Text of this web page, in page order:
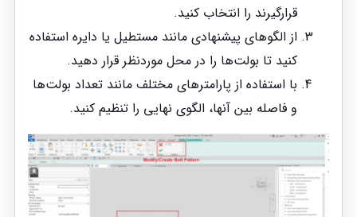
قرارگیرند را انتخاب کنید.
از الگوهای پیشنهادی مانند مستطیل یا دایره استفاده
کنید تا بولت‌ها را در محل موردنظر قرار دهید.
با استفاده از پارامترهای مختلف مانند تعداد بولت‌ها
و فاصله بین آنها، الگوی نهایی را تنظیم کنید.